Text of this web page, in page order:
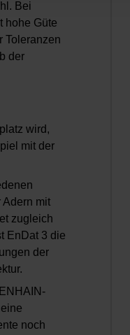
Bei
hohe Güte
Toleranzen
der
wird,
mit der
Adern mit
zugleich
EnDat 3 die
der
noch